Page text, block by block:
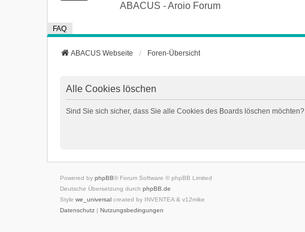
ABACUS - Aroio Forum
FAQ
ABACUS Webseite Foren-Übersicht
Alle Cookies löschen
Sind Sie sich sicher, dass Sie alle Cookies des Boards löschen möchten?
Powered byphpBB® Forum Software © phpBB Limited
Deutsche Übersetzung durchphpBB.de
Stylewe_universal created by INVENTEA & v12mike
Datenschutz |Nutzungsbedingungen